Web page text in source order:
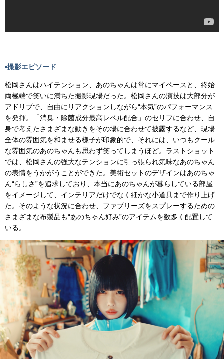
▪️撮影エピソード
松岡さんはハイテンション、あのちゃんは常にマイペースと、終始
両極端で笑いに満ちた撮影現場だった。松岡さんの演技は大部分が
アドリブで、自由にリアクションしながら“本気”のパフォーマンス
を発揮。「消臭・除菌成分最高レベル配合」のセリフに合わせ、自
身で考えたさまざまな動きをその場に合わせて披露するなど、現場
全体の雰囲気を和ませる様子が印象的で、それには、いつもクール
な雰囲気のあのちゃんも思わず笑ってしまうほど。ラストショット
では、松岡さんの強大なテンションに引っ張られ気味なあのちゃん
の表情をうかがうことができた。美術セットのデザインはあのちゃ
ん“らしさ”を追求しており、本当にあのちゃんが暮らしている部屋
をイメージして、インテリアだけでなく細かな小道具まで作り上げ
た。そのような状況に合わせ、ファブリーズをスプレーするための
さまざまな布製品も“あのちゃん好み”のアイテムを数多く配置して
いる。